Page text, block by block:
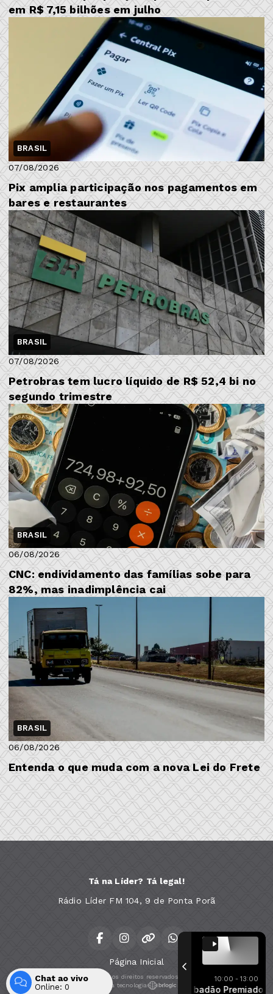
10:00 - 13:00
Sabadão PremiadoSabadão Premiado
em R$ 7,15 bilhões em julho
BRASIL
07/08/2026
Pix amplia participação nos pagamentos em
bares e restaurantes
BRASIL
07/08/2026
Petrobras tem lucro líquido de R$ 52,4 bi no
segundo trimestre
BRASIL
06/08/2026
CNC: endividamento das famílias sobe para
82%, mas inadimplência cai
BRASIL
06/08/2026
Entenda o que muda com a nova Lei do Frete
Tá na Líder? Tá legal!
Rádio Líder FM 104, 9 de Ponta Porã
Página Inicial
Todos os direitos reservados.
Com a tecnologia
Chat ao vivo
Online: 0